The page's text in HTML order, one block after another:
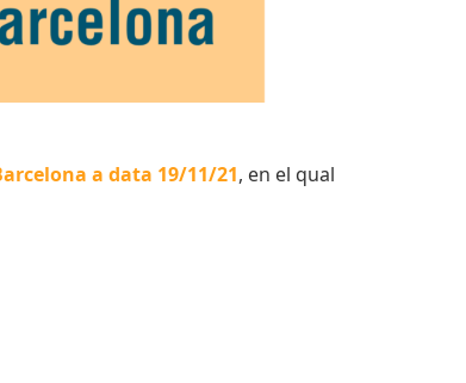
a data 19/11/21, en el qual